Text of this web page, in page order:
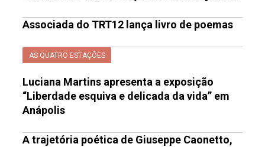
Associada do TRT12 lança livro de poemas
AS QUATRO ESTAÇÕES
Luciana Martins apresenta a exposição
“Liberdade esquiva e delicada da vida” em
Anápolis
A trajetória poética de Giuseppe Caonetto,